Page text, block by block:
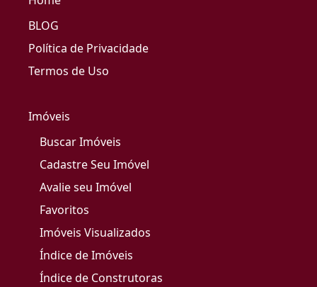
BLOG
Política de Privacidade
Termos de Uso
Imóveis
Buscar Imóveis
Cadastre Seu Imóvel
Avalie seu Imóvel
Favoritos
Imóveis Visualizados
Índice de Imóveis
Índice de Construtoras